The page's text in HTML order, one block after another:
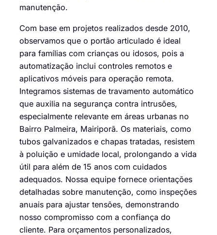
manutenção.
Com base em projetos realizados desde 2010,
observamos que o portão articulado é ideal
para famílias com crianças ou idosos, pois a
automatização inclui controles remotos e
aplicativos móveis para operação remota.
Integramos sistemas de travamento automático
que auxilia na segurança contra intrusões,
especialmente relevante em áreas urbanas no
Bairro Palmeira, Mairiporã. Os materiais, como
tubos galvanizados e chapas tratadas, resistem
à poluição e umidade local, prolongando a vida
útil para além de 15 anos com cuidados
adequados. Nossa equipe fornece orientações
detalhadas sobre manutenção, como inspeções
anuais para ajustar tensões, demonstrando
nosso compromisso com a confiança do
cliente. Para orçamentos personalizados,